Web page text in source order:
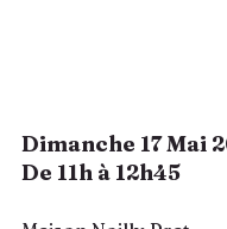
Dimanche 17 Mai
De 11h à 12h45